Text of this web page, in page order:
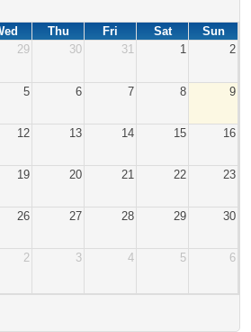
Thu Fri Sat
Sun
29 30 31 1 2
5 6 7 8 9
12 13 14 15 16
19 20 21 22 23
26 27 28 29 30
2 3 4 5 6